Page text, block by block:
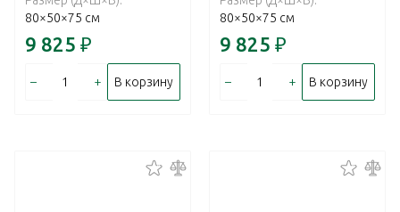
80×50×75 см
9 825 ₽
– + В корзину
80×50×75 см
9 825 ₽
– + В корзину